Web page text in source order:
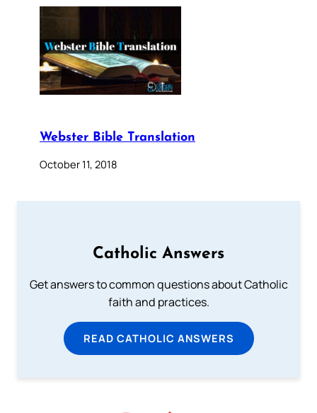
Webster Bible Translation
October 11, 2018
Catholic Answers
Get answers to common questions about Catholic
faith and practices.
READ CATHOLIC ANSWERS